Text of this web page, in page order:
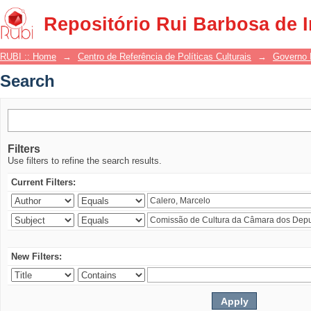
Repositório Rui Barbosa de
Search
RUBI :: Home → Centro de Referência de Políticas Culturais → Governo
Search
Filters
Use filters to refine the search results.
Current Filters:
New Filters: